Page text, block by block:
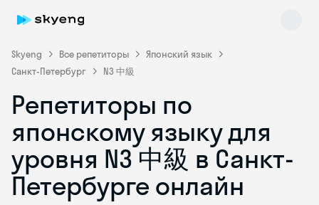
Skyeng Все репетиторы
Японский язык
Санкт-Петербург
N3 中級
Репетиторы по
японскому языку для
уровня N3 中級 в Санкт-
Петербурге онлайн
Skyeng Chat
online